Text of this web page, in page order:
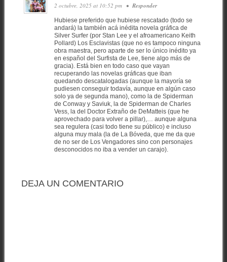
2 octubre, 2025 at 10:52 pm • Responder
Hubiese preferido que hubiese rescatado (todo se
andará) la también acá inédita novela gráfica de
Silver Surfer (por Stan Lee y el afroamericano Keith
Pollard) Los Esclavistas (que no es tampoco ninguna
obra maestra, pero aparte de ser lo único inédito ya
en español del Surfista de Lee, tiene algo más de
gracia). Está bien en todo caso que vayan
recuperando las novelas gráficas que iban
quedando descatalogadas (aunque la mayoría se
pudiesen conseguir todavía, aunque en algún caso
solo ya de segunda mano), como la de Spiderman
de Conway y Saviuk, la de Spiderman de Charles
Vess, la del Doctor Extraño de DeMatteis (que he
aprovechado para volver a pillar),… aunque alguna
sea regulera (casi todo tiene su público) e incluso
alguna muy mala (la de La Bóveda, que me da que
de no ser de Los Vengadores sino con personajes
desconocidos no iba a vender un carajo).
DEJA UN COMENTARIO